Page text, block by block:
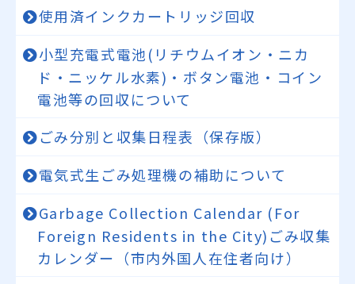
使用済インクカートリッジ回収
小型充電式電池(リチウムイオン・ニカ
ド・ニッケル水素)・ボタン電池・コイン
電池等の回収について
ごみ分別と収集日程表（保存版）
電気式生ごみ処理機の補助について
Garbage Collection Calendar (For
Foreign Residents in the City)ごみ収集
カレンダー（市内外国人在住者向け）